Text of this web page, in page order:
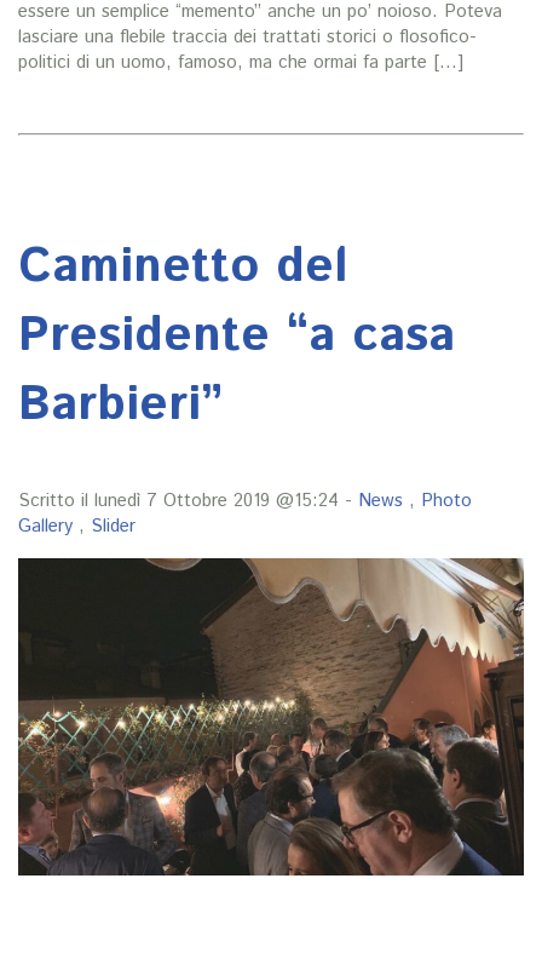
essere un semplice “memento” anche un po’ noioso. Poteva
lasciare una flebile traccia dei trattati storici o flosofico-
politici di un uomo, famoso, ma che ormai fa parte […]
Caminetto del
Presidente “a casa
Barbieri”
Scritto il lunedì 7 Ottobre 2019 @15:24 - News , Photo
Gallery , Slider